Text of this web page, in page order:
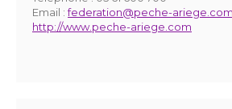
Email :federation@peche-ariege.com
http://www.peche-ariege.com